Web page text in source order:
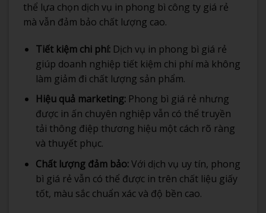
thể lựa chọn dịch vụ in phong bì công ty giá rẻ
mà vẫn đảm bảo chất lượng cao.
Tiết kiệm chi phí:Dịch vụ in phong bì giá rẻ
giúp doanh nghiệp tiết kiệm chi phí mà không
làm giảm đi chất lượng sản phẩm.
Hiệu quả marketing:Phong bì giá rẻ nhưng
được in ấn chuyên nghiệp vẫn có thể truyền
tải thông điệp thương hiệu một cách rõ ràng
và thuyết phục.
Chất lượng đảm bảo:Với dịch vụ uy tín, phong
bì giá rẻ vẫn có thể được in trên chất liệu giấy
tốt, màu sắc chuẩn xác và độ bền cao.